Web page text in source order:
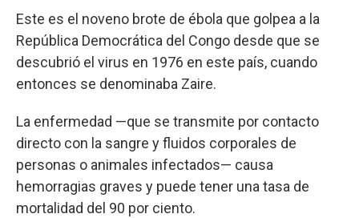
Este es el noveno brote de ébola que golpea a la
República Democrática del Congo desde que se
descubrió el virus en 1976 en este país, cuando
entonces se denominaba Zaire.
La enfermedad —que se transmite por contacto
directo con la sangre y fluidos corporales de
personas o animales infectados— causa
hemorragias graves y puede tener una tasa de
mortalidad del 90 por ciento.